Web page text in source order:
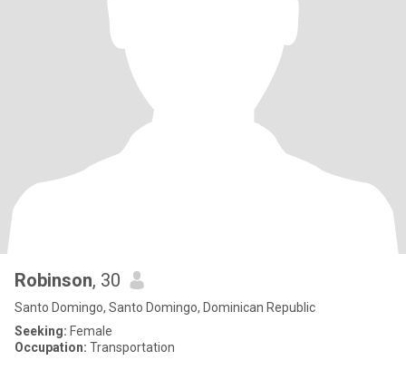
Robinson, 30
Santo Domingo, Santo Domingo, Dominican Republic
Seeking: Female
Occupation: Transportation